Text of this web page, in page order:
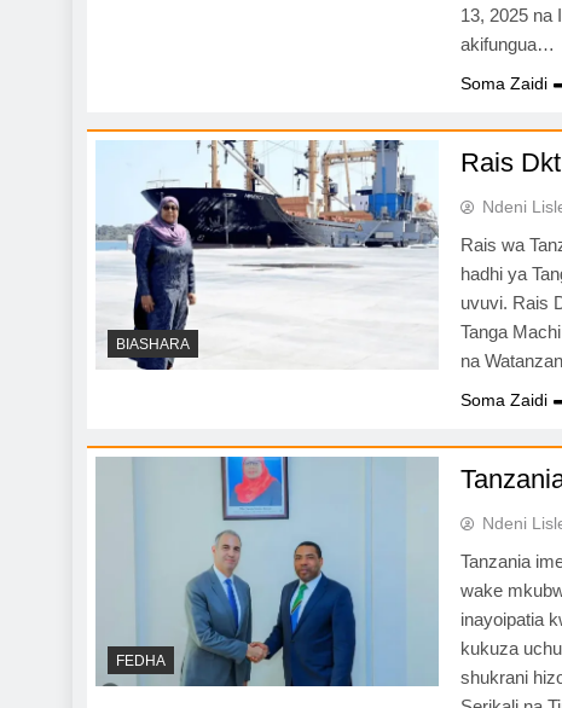
13, 2025 na
akifungua…
Soma Zaidi
BIASHARA
Rais
Ndeni
Rais wa
hadhi ya
uvuvi. Rais
Tanga
na
Soma Zaidi
FEDHA
Ndeni
Tanzania
wake
inayoipatia
kukuza
shukrani